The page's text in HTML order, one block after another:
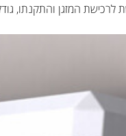
המזגן והתקנתו,